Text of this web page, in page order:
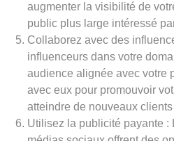
augmenter la visibilité de
public plus large intéressé
Collaborez avec des
influenceurs dans votre
audience alignée avec votre
avec eux pour promouvoir
atteindre de nouveaux
Utilisez la publicité payante :